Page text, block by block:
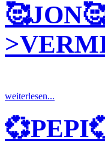
weiterlesen...